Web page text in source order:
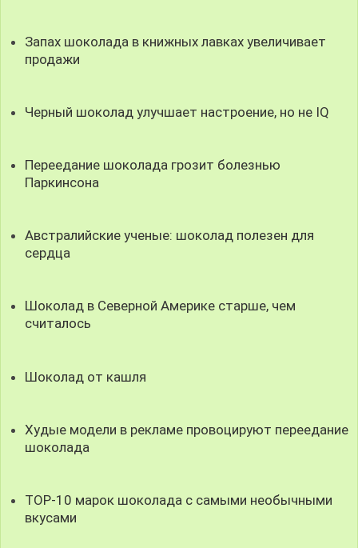
Запах шоколада в книжных лавках увеличивает
продажи
Черный шоколад улучшает настроение, но не IQ
Переедание шоколада грозит болезнью
Паркинсона
Австралийские ученые: шоколад полезен для
сердца
Шоколад в Северной Америке старше, чем
считалось
Шоколад от кашля
Худые модели в рекламе провоцируют переедание
шоколада
TOP-10 марок шоколада с самыми необычными
вкусами